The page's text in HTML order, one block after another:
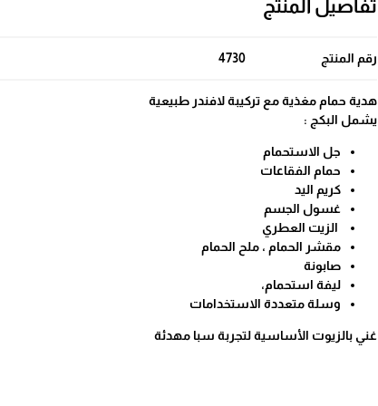
تفاصيل المنتج
رقم المنتج 4730
هدية حمام مغذية مع تركيبة لافندر طبيعية
يشمل البكج :
جل الاستحمام
حمام الفقاعات
كريم اليد
غسول الجسم
الزيت العطري
مقشر الحمام ، ملح الحمام
صابونة
ليفة استحمام،
وسلة متعددة الاستخدامات
غني بالزيوت الأساسية لتجربة سبا مهدئة